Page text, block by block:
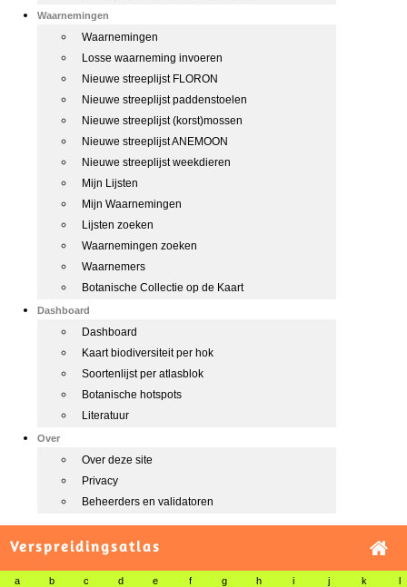
Waarnemingen
Waarnemingen
Losse waarneming invoeren
Nieuwe streeplijst FLORON
Nieuwe streeplijst paddenstoelen
Nieuwe streeplijst (korst)mossen
Nieuwe streeplijst ANEMOON
Nieuwe streeplijst weekdieren
Mijn Lijsten
Mijn Waarnemingen
Lijsten zoeken
Waarnemingen zoeken
Waarnemers
Botanische Collectie op de Kaart
Dashboard
Dashboard
Kaart biodiversiteit per hok
Soortenlijst per atlasblok
Botanische hotspots
Literatuur
Over
Over deze site
Privacy
Beheerders en validatoren
Verspreidingsatlas
a b c d e f g h i j k l